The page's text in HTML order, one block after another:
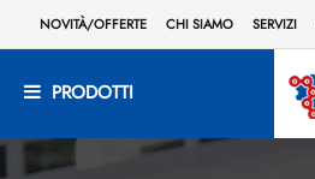
NOVITÀ/OFFERTE CHI SIAMO SERVIZI
PRODOTTI